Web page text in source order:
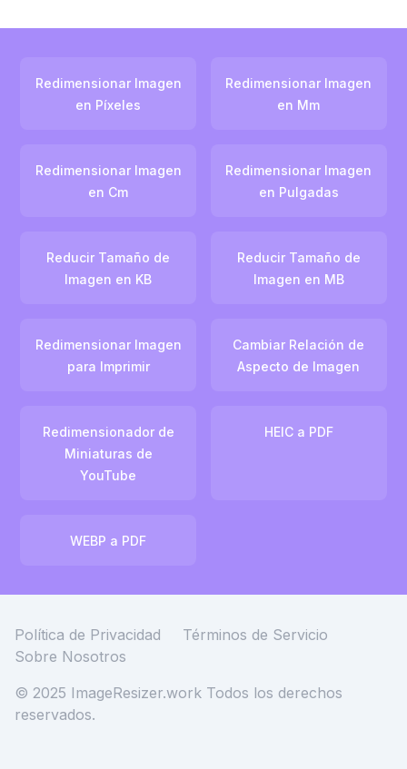
Redimensionar Imagen
en Píxeles
Redimensionar Imagen
en Mm
Redimensionar Imagen
en Cm
Redimensionar Imagen
en Pulgadas
Reducir Tamaño de
Imagen en KB
Reducir Tamaño de
Imagen en MB
Redimensionar Imagen
para Imprimir
Cambiar Relación de
Aspecto de Imagen
Redimensionador de
Miniaturas de
YouTube
HEIC a PDF
WEBP a PDF
Política de Privacidad
Términos de Servicio
Sobre Nosotros
© 2025 ImageResizer.work Todos los derechos
reservados.